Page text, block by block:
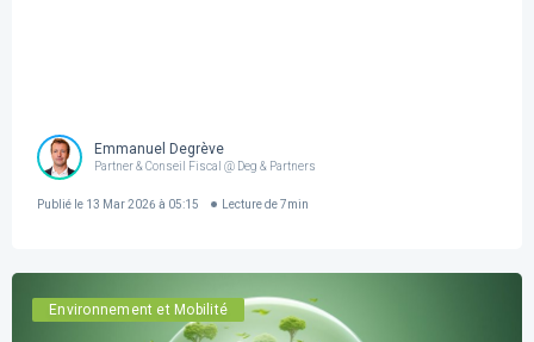
Emmanuel Degrève
Partner & Conseil Fiscal @ Deg & Partners
Publié le 13 Mar 2026 à 05:15 Lecture de 7min
Environnement et Mobilité